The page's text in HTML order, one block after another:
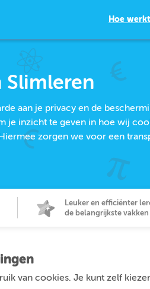
Hoe
aan je privacy en de
je inzicht te geven in hoe wij
zorgen we voor een
Leuker en efficiënter
de belangrijkste vakken
van cookies. Je kunt zelf